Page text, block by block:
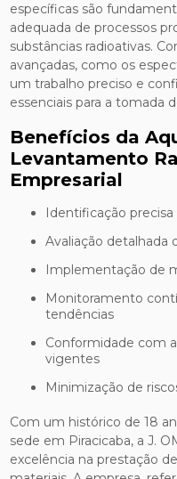
específicas são
adequada de processos
substâncias radioativas.
avançadas, como os
um trabalho preciso e
essenciais para a tomada
Benefícios da
Levantamento
Empresarial
Identificação
Avaliação
Implementação de
Monitoramento contínuo e acompanhamento de
tendências
Conformidade com as normas e regulamentações
vigentes
Minimização de
Com um histórico de 18
sede em Piracicaba, a J.
excelência na prestação